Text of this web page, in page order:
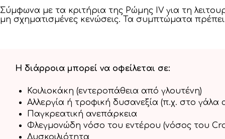
Σύμφωνα με τα κριτήρια της Ρώμης IV για τη
μη σχηματισμένες κενώσεις. Τα συμπτώματα
Η διάρροια μπορεί να οφείλεται σε:
Κοιλιοκάκη (εντεροπάθεια από γλουτένη)
Αλλεργία ή τροφική δυσανεξία (π.χ. στο γάλα
Παγκρεατική ανεπάρκεια
Φλεγμονώδη νόσο του εντέρου (νόσος του
Δυσκοιλιότητα